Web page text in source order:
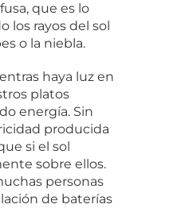
que es lo
los rayos del sol
o la niebla.
haya luz en
platos
energía. Sin
producida
si el sol
sobre ellos.
personas
de baterías